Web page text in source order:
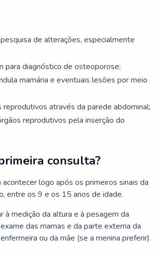
de alterações, especialmente
para diagnóstico de osteoporose;
mamária e eventuais lesões por meio
reprodutivos através da parede abdominal;
reprodutivos pela inserção do
consulta?
logo após os primeiros sinais da
entre os 9 e os 15 anos de idade.
medição da altura e à pesagem da
das mamas e da parte externa da
ou da mãe (se a menina preferir).